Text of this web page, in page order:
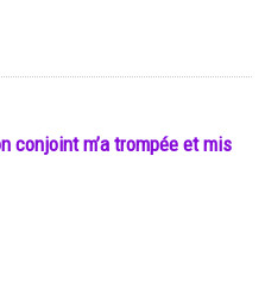
conjoint m’a trompée et mis